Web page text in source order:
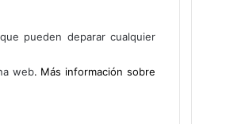
pueden deparar cualquier
web. Más información sobre